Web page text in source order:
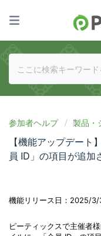
参加者ヘルプ 製品・
【機能アップデー
員 ID」の項目が追加
機能リリース日：2025/3/
ピーティックスで主催者